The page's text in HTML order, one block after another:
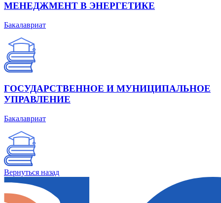
МЕНЕДЖМЕНТ В ЭНЕРГЕТИКЕ
Бакалавриат
ГОСУДАРСТВЕННОЕ И МУНИЦИПАЛЬНОЕ
УПРАВЛЕНИЕ
Бакалавриат
Вернуться назад